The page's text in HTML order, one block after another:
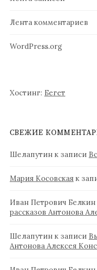
м
Лента комментариев
WordPress.org
Хостинг: Бегет
СВЕЖИЕ
Шелапутин к записи
Мария Косовская к
Иван Петрович Белкин
рассказов Антонова
Шелапутин к записи
Антонова Алексея